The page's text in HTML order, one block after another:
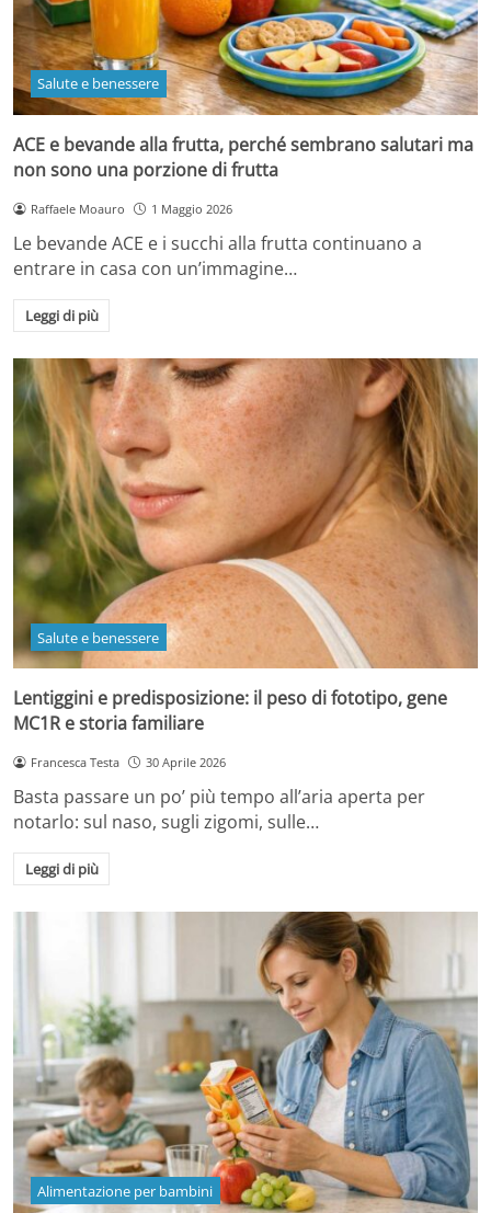
Salute e benessere
ACE e bevande alla frutta, perché sembrano salutari ma
non sono una porzione di frutta
Raffaele Moauro 1 Maggio 2026
Le bevande ACE e i succhi alla frutta continuano a
entrare in casa con un’immagine…
Leggi di più
Salute e benessere
Lentiggini e predisposizione: il peso di fototipo, gene
MC1R e storia familiare
Francesca Testa 30 Aprile 2026
Basta passare un po’ più tempo all’aria aperta per
notarlo: sul naso, sugli zigomi, sulle…
Leggi di più
Alimentazione per bambini